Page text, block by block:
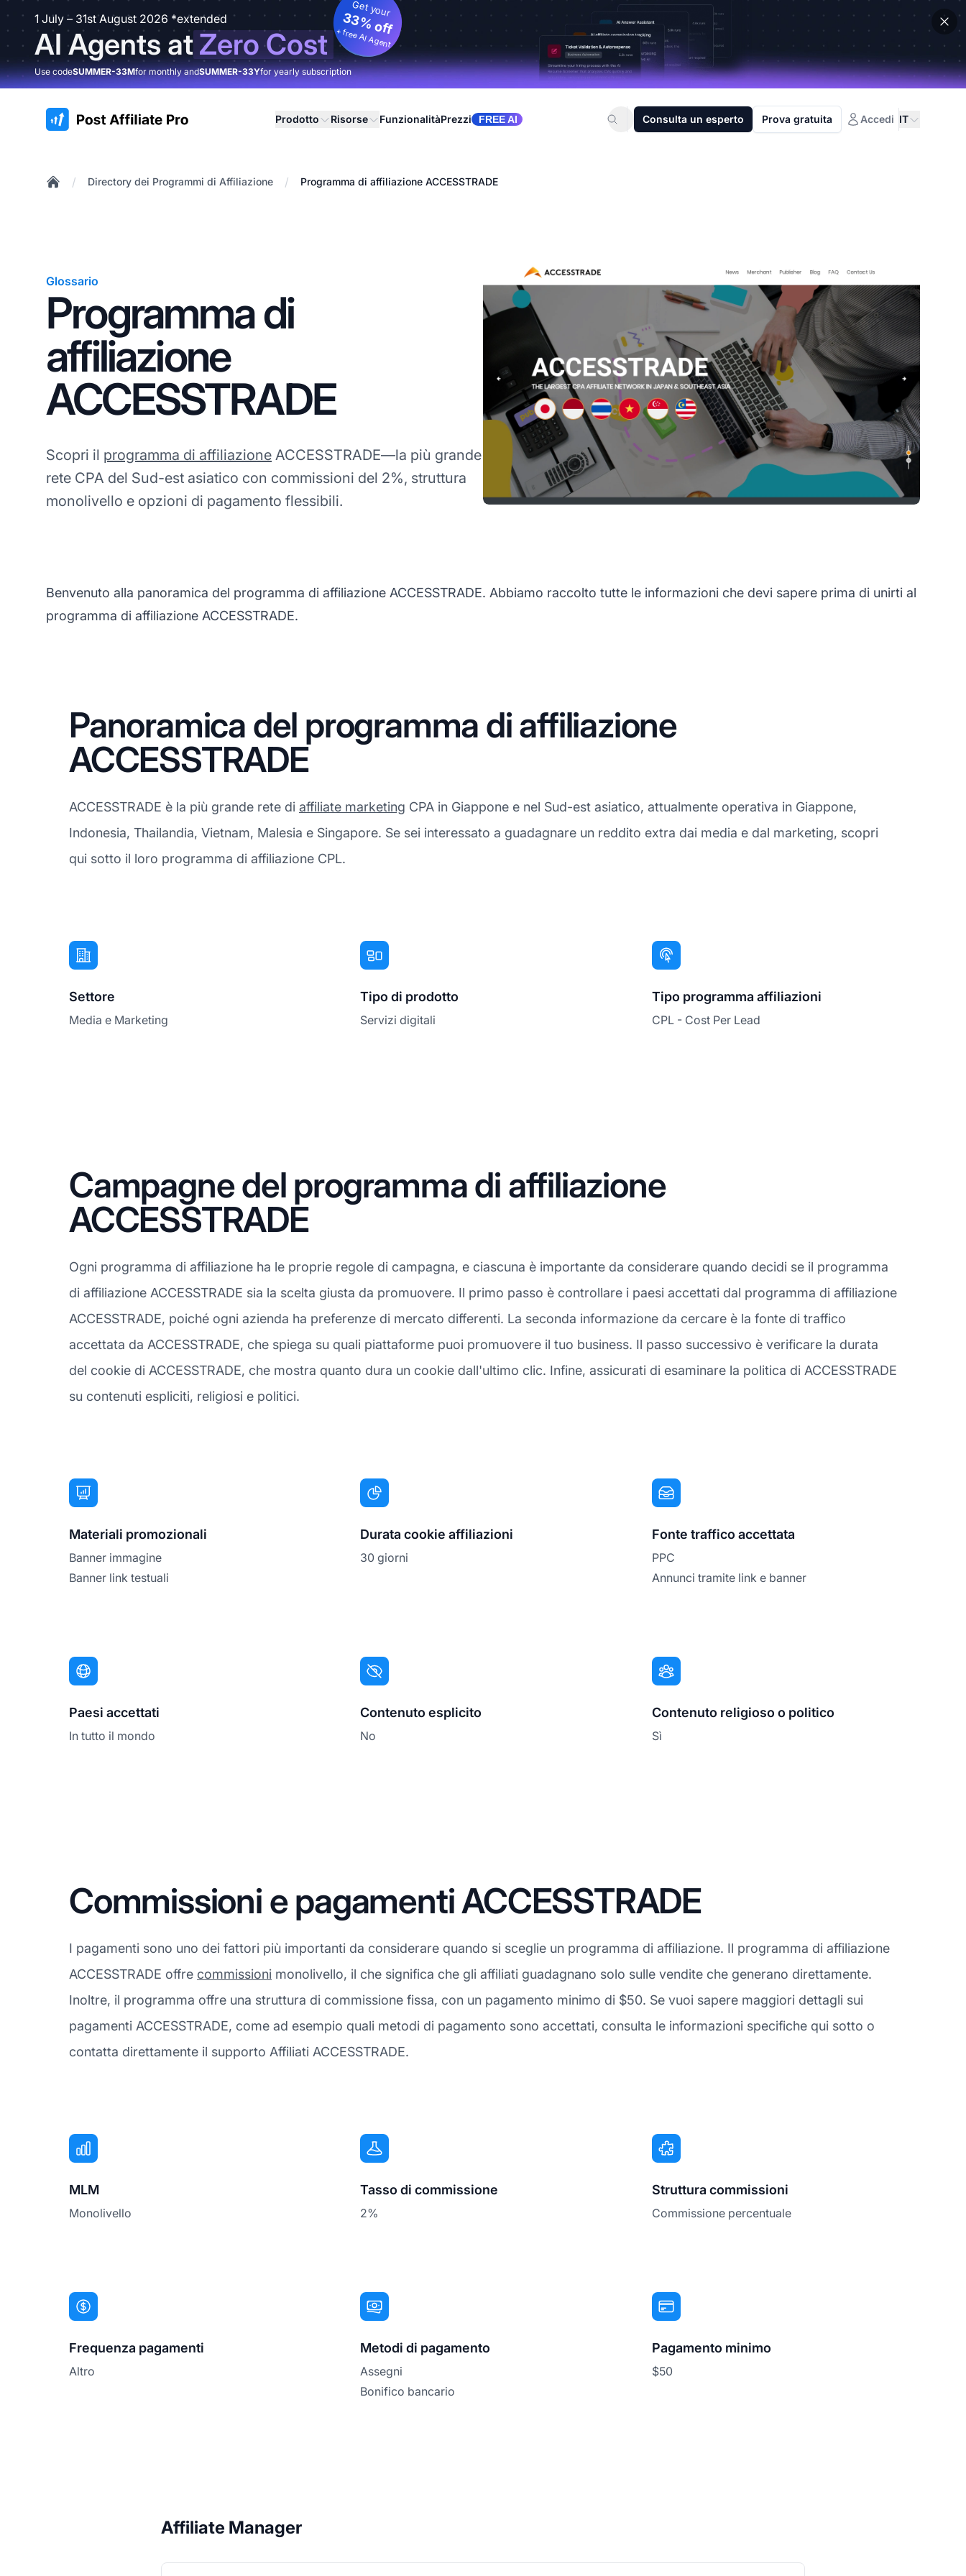
1 July – 31st August 2026 *extended
AI Agents atZero Cost
Get your
33% off
+ free AI Agent
Use codeSUMMER-33Mfor monthly andSUMMER-33Yfor yearly subscription
:site.title Prodotto Risorse FunzionalitàPrezzi FREE AI Consulta un esperto Prova gratuita Accedi IT
/ Directory dei Programmi di Affiliazione / Programma di affiliazione ACCESSTRADE
Glossario
Programma di
affiliazione
ACCESSTRADE
Scopri il programma di affiliazione ACCESSTRADE—la più grande
rete CPA del Sud-est asiatico con commissioni del 2%, struttura
monolivello e opzioni di pagamento flessibili.
Benvenuto alla panoramica del programma di affiliazione ACCESSTRADE. Abbiamo raccolto tutte le informazioni che devi sapere prima di unirti al
programma di affiliazione ACCESSTRADE.
Panoramica del programma di affiliazione
ACCESSTRADE
ACCESSTRADE è la più grande rete di affiliate marketing CPA in Giappone e nel Sud-est asiatico, attualmente operativa in Giappone,
Indonesia, Thailandia, Vietnam, Malesia e Singapore. Se sei interessato a guadagnare un reddito extra dai media e dal marketing, scopri
qui sotto il loro programma di affiliazione CPL.
Settore
Media e Marketing
Tipo di prodotto
Servizi digitali
Tipo programma affiliazioni
CPL - Cost Per Lead
Campagne del programma di affiliazione
ACCESSTRADE
Ogni programma di affiliazione ha le proprie regole di campagna, e ciascuna è importante da considerare quando decidi se il programma
di affiliazione ACCESSTRADE sia la scelta giusta da promuovere. Il primo passo è controllare i paesi accettati dal programma di affiliazione
ACCESSTRADE, poiché ogni azienda ha preferenze di mercato differenti. La seconda informazione da cercare è la fonte di traffico
accettata da ACCESSTRADE, che spiega su quali piattaforme puoi promuovere il tuo business. Il passo successivo è verificare la durata
del cookie di ACCESSTRADE, che mostra quanto dura un cookie dall'ultimo clic. Infine, assicurati di esaminare la politica di ACCESSTRADE
su contenuti espliciti, religiosi e politici.
Materiali promozionali
Banner immagine
Banner link testuali
Durata cookie affiliazioni
30 giorni
Fonte traffico accettata
PPC
Annunci tramite link e banner
Paesi accettati
In tutto il mondo
Contenuto esplicito
No
Contenuto religioso o politico
Sì
Commissioni e pagamenti ACCESSTRADE
I pagamenti sono uno dei fattori più importanti da considerare quando si sceglie un programma di affiliazione. Il programma di affiliazione
ACCESSTRADE offre commissioni monolivello, il che significa che gli affiliati guadagnano solo sulle vendite che generano direttamente.
Inoltre, il programma offre una struttura di commissione fissa, con un pagamento minimo di $50. Se vuoi sapere maggiori dettagli sui
pagamenti ACCESSTRADE, come ad esempio quali metodi di pagamento sono accettati, consulta le informazioni specifiche qui sotto o
contatta direttamente il supporto Affiliati ACCESSTRADE.
MLM
Monolivello
Tasso di commissione
2%
Struttura commissioni
Commissione percentuale
Frequenza pagamenti
Altro
Metodi di pagamento
Assegni
Bonifico bancario
Pagamento minimo
$50
Affiliate Manager